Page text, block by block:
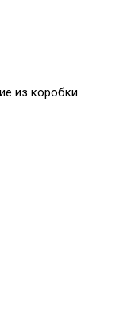
из коробки.